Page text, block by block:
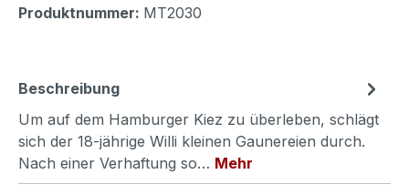
Produktnummer: MT2030
Beschreibung
Um auf dem Hamburger Kiez zu überleben, schlägt
sich der 18-jährige Willi kleinen Gaunereien durch.
Nach einer Verhaftung so… Mehr